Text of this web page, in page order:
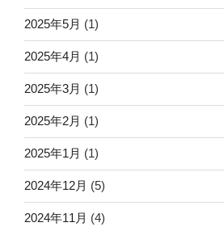
2025年5月 (1)
2025年4月 (1)
2025年3月 (1)
2025年2月 (1)
2025年1月 (1)
2024年12月 (5)
2024年11月 (4)